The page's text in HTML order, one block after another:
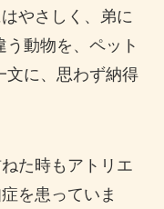
やさしく、弟に
う動物を、ペット
文に、思わず納得
た時もアトリエ
を患っていま